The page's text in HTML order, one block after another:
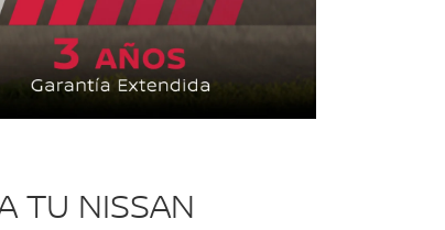
TU NISSAN